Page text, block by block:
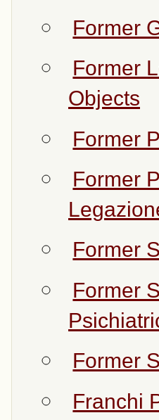
Former
Former
Objects
Former
Former
Former
Former
Former
Franchi